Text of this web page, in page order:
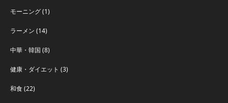
モーニング(1)
ラーメン (14)
中華・韓国 (8)
健康・ダイエット (3)
和食(22)